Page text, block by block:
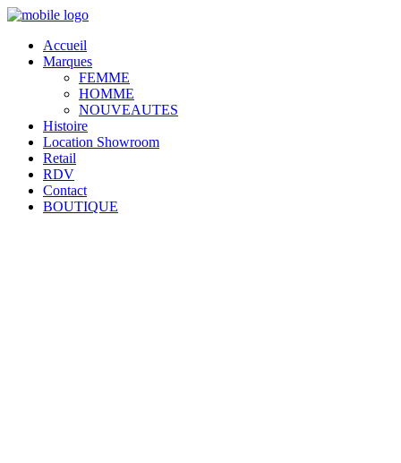
Accueil
Marques
FEMME
HOMME
NOUVEAUTES
Histoire
Location Showroom
Retail
RDV
Contact
BOUTIQUE